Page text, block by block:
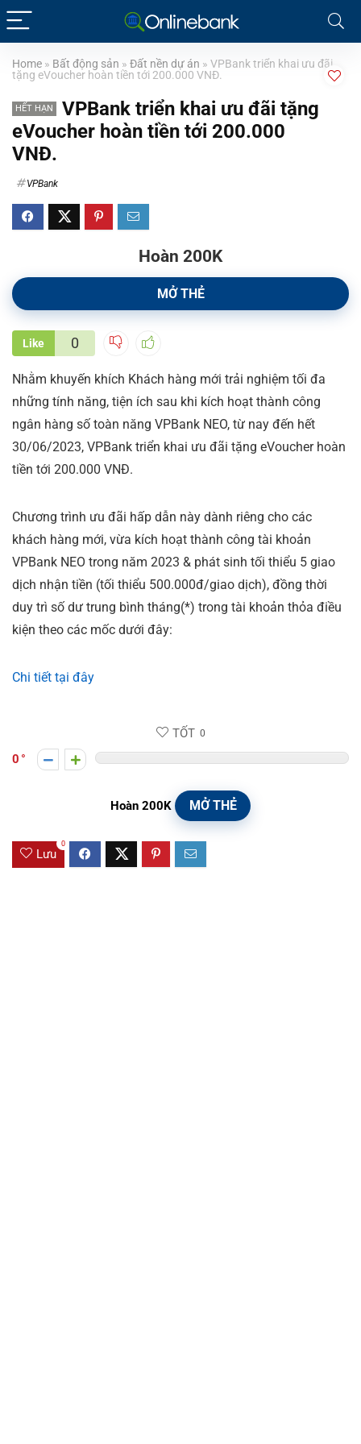
Home » Bất động sản » Đất nền dự án » VPBank triển khai ưu đãi
tặng eVoucher hoàn tiền tới 200.000 VNĐ.
HẾT HẠN
VPBank triển khai ưu đãi tặng
eVoucher hoàn tiền tới 200.000
VNĐ.
VPBank
Hoàn 200K
MỞ THẺ
Like 0
Nhằm khuyến khích Khách hàng mới trải nghiệm tối đa
những tính năng, tiện ích sau khi kích hoạt thành công
ngân hàng số toàn năng VPBank NEO, từ nay đến hết
30/06/2023, VPBank triển khai ưu đãi tặng eVoucher hoàn
tiền tới 200.000 VNĐ.
Chương trình ưu đãi hấp dẫn này dành riêng cho các
khách hàng mới, vừa kích hoạt thành công tài khoản
VPBank NEO trong năm 2023 & phát sinh tối thiểu 5 giao
dịch nhận tiền (tối thiểu 500.000đ/giao dịch), đồng thời
duy trì số dư trung bình tháng(*) trong tài khoản thỏa điều
kiện theo các mốc dưới đây:
Chi tiết tại đây
TỐT 0
0
Hoàn 200K MỞ THẺ
Lưu
0